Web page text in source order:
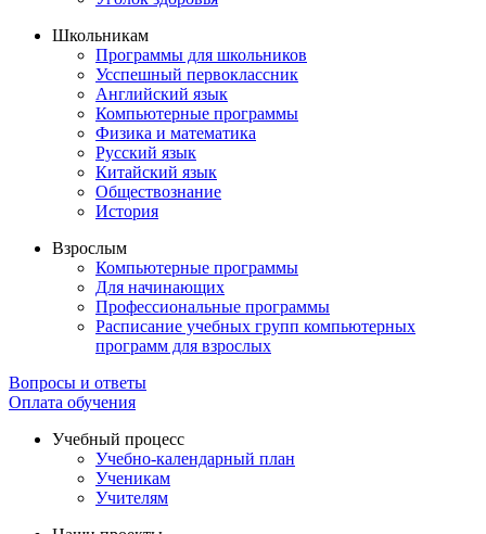
Школьникам
Программы для школьников
Усспешный первоклассник
Английский язык
Компьютерные программы
Физика и математика
Русский язык
Китайский язык
Обществознание
История
Взрослым
Компьютерные программы
Для начинающих
Профессиональные программы
Расписание учебных групп компьютерных
программ для взрослых
Вопросы и ответы
Оплата обучения
Учебный процесс
Учебно-календарный план
Ученикам
Учителям